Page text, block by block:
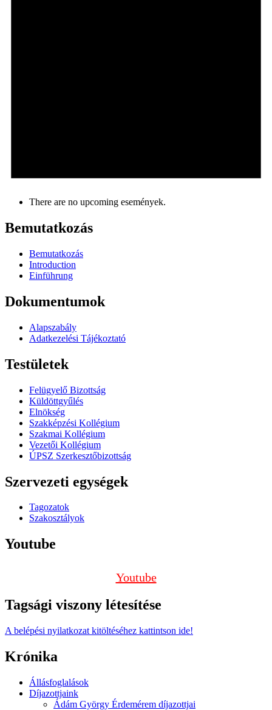
There are no upcoming események.
Bemutatkozás
Bemutatkozás
Introduction
Einführung
Dokumentumok
Alapszabály
Adatkezelési Tájékoztató
Testületek
Felügyelő Bizottság
Küldöttgyűlés
Elnökség
Szakképzési Kollégium
Szakmai Kollégium
Vezetői Kollégium
ÚPSZ Szerkesztőbizottság
Szervezeti egységek
Tagozatok
Szakosztályok
Youtube
Youtube
Tagsági viszony létesítése
A belépési nyilatkozat kitöltéséhez kattintson ide!
Krónika
Állásfoglalások
Díjazottjaink
Ádám György Érdemérem díjazottjai